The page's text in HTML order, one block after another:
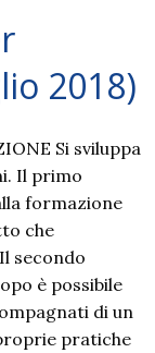
2018)
Si sviluppa
Il primo
formazione
che
secondo
è possibile
di un
pratiche